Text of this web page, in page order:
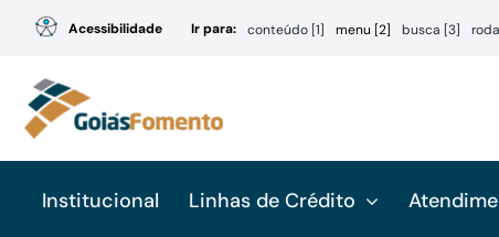
conteúdo
Acessibilidade Ir para: conteúdo [1] menu [2] busca [3]
Institucional Linhas de Crédito